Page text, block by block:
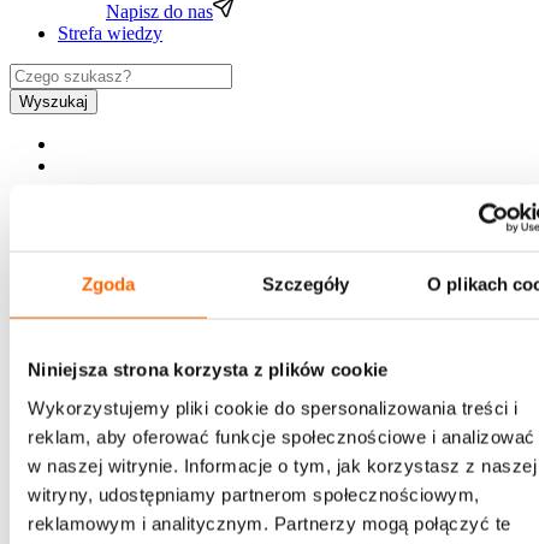
Zgoda Szczegóły O plikach
Niniejsza strona korzysta z plików cookie
Wykorzystujemy pliki cookie do spersonalizowania treści i
reklam, aby oferować funkcje społecznościowe i
w naszej witrynie. Informacje o tym, jak korzystasz z naszej
witryny, udostępniamy partnerom społecznościowym,
reklamowym i analitycznym. Partnerzy mogą połączyć te
Napisz do nas
Strefa wiedzy
Wyszukaj
EN
zakresu rozwoju, zaproszenia na bezpłatne webinary,
informacje o szkoleniach i promocjach House of
Skills?
Bądź na bieżąco - zapisz się!